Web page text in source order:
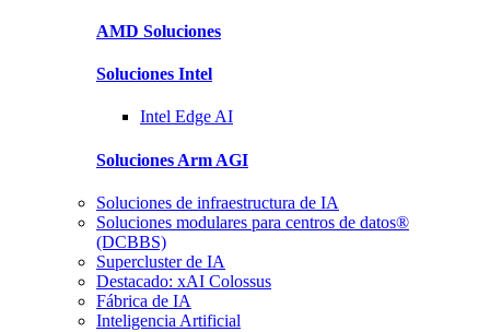
AMD Soluciones
Soluciones Intel
Intel Edge AI
Soluciones Arm AGI
Soluciones de infraestructura de IA
Soluciones modulares para centros de datos®
(DCBBS)
Supercluster de IA
Destacado: xAI Colossus
Fábrica de IA
Inteligencia Artificial